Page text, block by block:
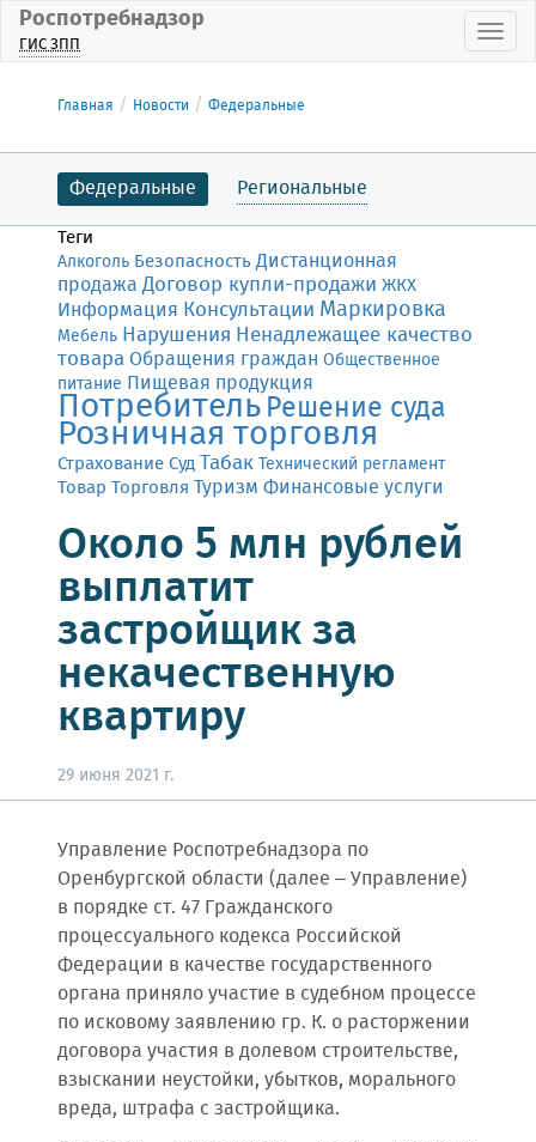
Роспотребнадзор
ГИС ЗПП
Главная Новости Федеральные
Федеральные Региональные
Теги
Алкоголь БезопасностьДистанционная
продажа Договор купли-продажи ЖКХ
Информация Консультации Маркировка
Мебель Нарушения Ненадлежащее качество
товара Обращения граждан Общественное
питание Пищевая продукция
ПотребительРешение суда
Розничная торговля
СтрахованиеСудТабакТехнический регламент
Товар Торговля Туризм Финансовые услуги
Около 5 млн рублей
выплатит
застройщик за
некачественную
квартиру
29 июня 2021 г.
Управление Роспотребнадзора по
Оренбургской области (далее – Управление)
в порядке ст. 47 Гражданского
процессуального кодекса Российской
Федерации в качестве государственного
органа приняло участие в судебном процессе
по исковому заявлению гр. К. о расторжении
договора участия в долевом строительстве,
взыскании неустойки, убытков, морального
вреда, штрафа с застройщика.